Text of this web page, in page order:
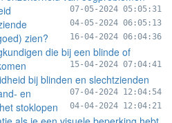
07-05-2024 05:05:31
04-05-2024 06:05:13
zien?
16-04-2024 06:04:36
die bij een blinde of
15-04-2024 07:04:41
bij blinden en slechtzienden
07-04-2024 12:04:54
en
stoklopen
04-04-2024 12:04:21